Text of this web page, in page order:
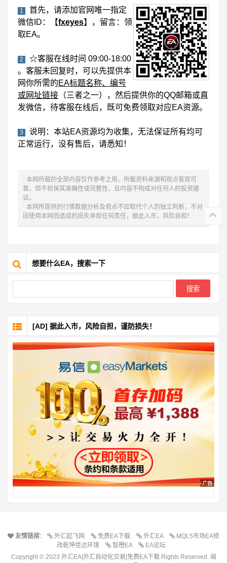
1
首先，请添加官网唯一指定
微信ID：【fxeyes】，留言：领
取EA。
2
☆客服在线时间 09:00-18:00
。客服未回复时，可以先提供本
网你所需的EA标题名称、编号
或网址链接 （三者之一），然后提供你的QQ邮箱或直
发微信，待客服在线后，既可免费领取对应EA资源。
3
说明：本站EA资源均为收集，无法保证所有均可
正常运行，没有售后，请悉知！
· 本网所载的全部内容仅作参考之用，所载资料来源和观点客观可
靠，但不担保其准确性或完整性，且内容不构成对任何人的投资建
议。
· 本网所提供的行情数据分析及观点不应取代个人的独立判断，不对
因使用本网而造成的损失承担任何责任，据此入市，风险自担！
想要什么EA，搜索一下
[AD] 据此入市，风险自担，谨防损失！
友情链接： 外汇起飞网 免费EA下载 外汇EA
MQL5市场EA修
改乾坤佳达环境
智橙EA
EA论坛
Copyright © 2023 外汇EA|外汇自动化交易|免费EA下载 Rights Reserved. 闽